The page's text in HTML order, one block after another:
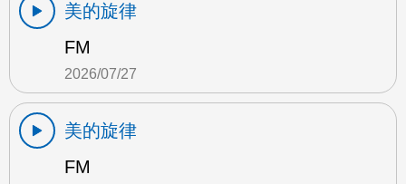
美的旋律
FM
2026/07/27
美的旋律
FM